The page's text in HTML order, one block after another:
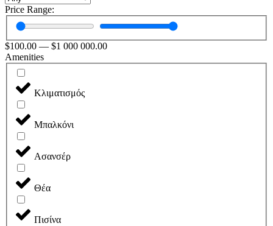
Price Range:
$100.00 — $1 000 000.00
Amenities
Κλιματισμός
Μπαλκόνι
Ασανσέρ
Θέα
Πισίνα